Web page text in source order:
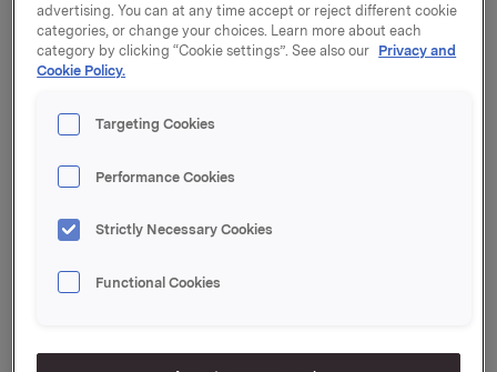
Selgere av aksjene er AS Atlantis Vest (34.427.090
aksjer, tilsvarende 44,38 %), Zee Ploeg AS (33.773.290
aksjer, tilsvarende 43,54 %) og Flu AS (1.700.000
aksjer i Rieber & Søn etter gjennomføringen av
selgende selskaper, eier ingen aksjer i RIE, men
Orkla vil fremsette et pliktig tilbud til de resterende
aksjonærene i selskapet basert på samme kjøpesum
pr. aksje som er betalt til Rieber-familien. Parallelt vil
at selskapet ikke lenger skal være notert på Oslo Børs.
advertising. You can at any time accept or reject different cookie
categories, or change your choices. Learn more about each
category by clicking “Cookie settings”. See also our Privacy and
Cookie Policy.
Targeting Cookies
Performance Cookies
Strictly Necessary Cookies
Functional Cookies